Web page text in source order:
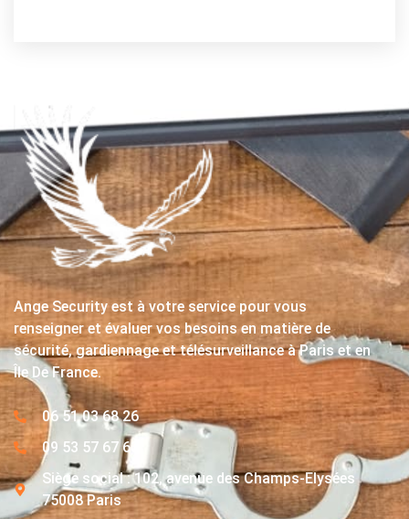
Ange Security est à votre service pour vous
renseigner et évaluer vos besoins en matière de
sécurité, gardiennage et télésurveillance à Paris et en
Île De France.
06 51 03 68 26
09 53 57 67 63
Siège social : 102, avenue des Champs-Elysées
75008 Paris